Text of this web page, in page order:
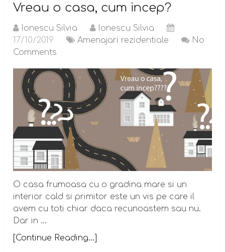
Vreau o casa, cum incep?
Ionescu Silvia
Ionescu Silvia
17/10/2019
Amenajari rezidentiale
No
Comments
O casa frumoasa cu o gradina mare si un
interior cald si primitor este un vis pe care il
avem cu toti chiar daca recunoastem sau nu.
Dar in …
[Continue Reading...]